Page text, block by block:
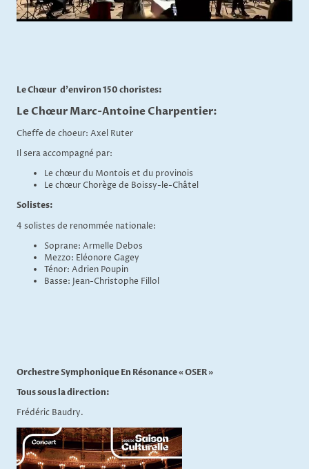
Le Chœur d'environ 150 choristes:
Le Chœur Marc-Antoine Charpentier:
Cheffe de choeur: Axel Ruter
Il sera accompagné par:
Le chœur du Montois et du provinois
Le chœur Chorège de Boissy-le-Châtel
Solistes:
4 solistes de renommée nationale:
Soprane: Armelle Debos
Mezzo: Eléonore Gagey
Ténor: Adrien Poupin
Basse: Jean-Christophe Fillol
Orchestre Symphonique En Résonance « OSER »
Tous sous la direction:
Frédéric Baudry.